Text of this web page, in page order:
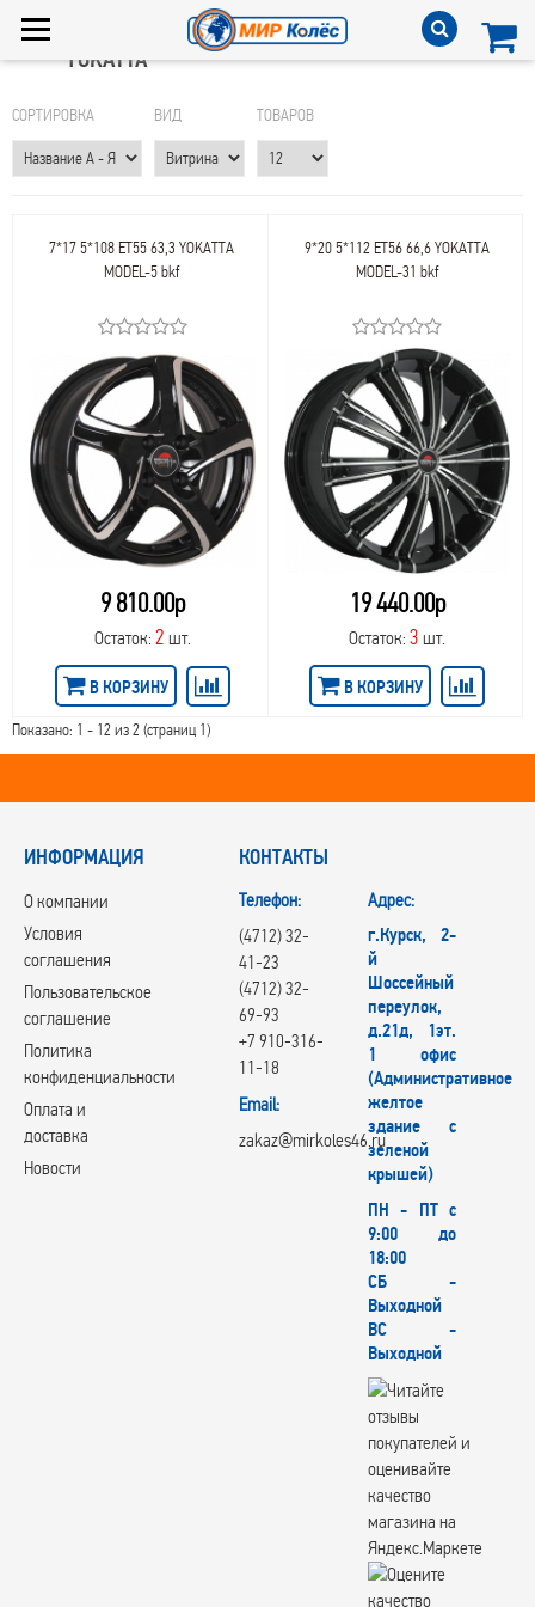
YOKATTA
СОРТИРОВКА ВИД ТОВАРОВ
7*17 5*108 ET55 63,3 YOKATTA
MODEL-5 bkf
9 810.00р
Остаток: 2 шт.
В КОРЗИНУ
9*20 5*112 ET56 66,6 YOKATTA
MODEL-31 bkf
19 440.00р
Остаток:3 шт.
В КОРЗИНУ
Показано: 1 - 12 из 2 (страниц 1)
ИНФОРМАЦИЯ
О компании
Условия
соглашения
Пользовательское
соглашение
Политика
конфиденциальности
Оплата и
доставка
Новости
КОНТАКТЫ
Телефон:
(4712) 32-
41-23
(4712) 32-
69-93
+7 910-316-
11-18
Email:
zakaz@mirkoles46.ru
Адрес:
г.Курск, 2-
й
Шоссейный
переулок,
д.21д, 1эт.
1 офис
(Административное
желтое
здание с
зеленой
крышей)
ПН - ПТ с
9:00 до
18:00
СБ -
Выходной
ВС -
Выходной